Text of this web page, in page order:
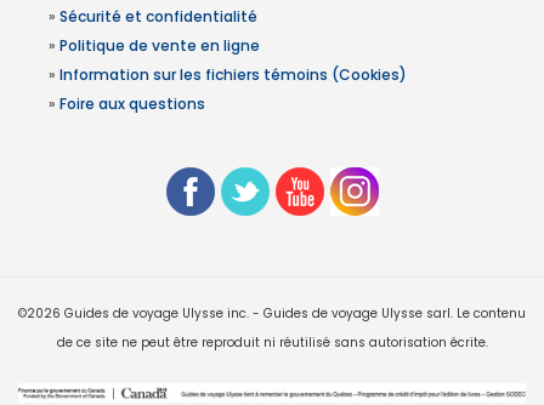
» Sécurité et confidentialité
» Politique de vente en ligne
» Information sur les fichiers témoins (Cookies)
» Foire aux questions
©2026 Guides de voyage Ulysse inc. - Guides de voyage Ulysse sarl. Le contenu
de ce site ne peut être reproduit ni réutilisé sans autorisation écrite.